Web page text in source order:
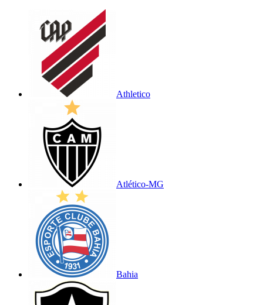
Athletico
Atlético-MG
Bahia